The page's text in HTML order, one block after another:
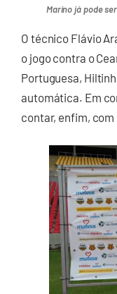
Marino já pode
O técnico Flávio
o jogo contra o
Portuguesa,
automática. Em
contar, enfim, com